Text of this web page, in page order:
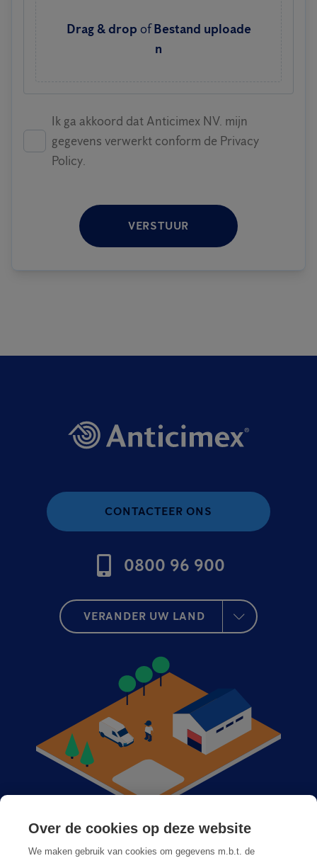
Drag & drop of Bestand uploade
n
Ik ga akkoord dat Anticimex NV. mijn
gegevens verwerkt conform de Privacy
Policy.
VERSTUUR
CONTACTEER ONS
0800 96 900
VERANDER UW LAND
Anticimex bij u in de buurt
Over de cookies op deze website
We maken gebruik van cookies om gegevens m.b.t. de